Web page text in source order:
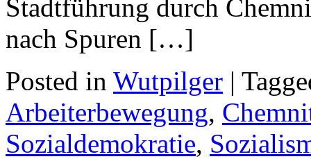
Stadtführung durch
nach Spuren […]
Posted in Wutpilger |
Arbeiterbewegung,
Sozialdemokratie,